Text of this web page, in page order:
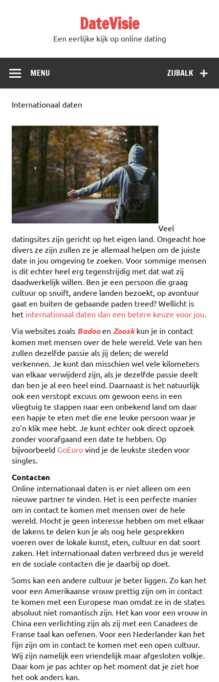
DateVisie
Een eerlijke kijk op online dating
ZIJBALK
MENU
Internationaal daten
Veel
datingsites zijn gericht op het eigen land. Ongeacht hoe
divers ze zijn zullen ze je allemaal helpen om de juiste
date in jou omgeving te zoeken. Voor sommige mensen
is dit echter heel erg tegenstrijdig met dat wat zij
daadwerkelijk willen. Ben je een persoon die graag
cultuur op snuift, andere landen bezoekt, op avontuur
gaat en buiten de gebaande paden treed? Wellicht is
het internationaal daten dan een betere keuze voor jou
Via websites zoals Badooen Zoosk kun je in contact
komen met mensen over de hele wereld. Vele van hen
zullen dezelfde passie als jij delen; de wereld
verkennen. Je kunt dan misschien wel vele kilometers
van elkaar verwijderd zijn, als je dezelfde passie deelt
dan ben je al een heel eind. Daarnaast is het natuurlijk
ook een verstopt excuus om gewoon eens in een
vliegtuig te stappen naar een onbekend land om daar
een hapje te eten met die ene leuke persoon waar je
zo’n klik mee hebt. Je kunt echter ook direct opzoek
zonder voorafgaand een date te hebben. Op
bijvoorbeeld GoEuro vind je de leukste steden voor
singles.
Contacten
Online internationaal daten is er niet alleen om een
nieuwe partner te vinden. Het is een perfecte manier
om in contact te komen met mensen over de hele
wereld. Mocht je geen interesse hebben om met elkaar
de lakens te delen kun je als nog hele gesprekken
voeren over de lokale kunst, eten, cultuur en dat soort
zaken. Het internationaal daten verbreed dus je wereld
en de sociale contacten die je daarbij op doet.
Soms kan een andere cultuur je beter liggen. Zo kan het
voor een Amerikaanse vrouw prettig zijn om in contact
te komen met een Europese man omdat ze in de states
absoluut niet romantisch zijn. Het kan voor een vrouw in
China een verlichting zijn als zij met een Canadees de
Franse taal kan oefenen. Voor een Nederlander kan het
fijn zijn om in contact te komen met een open cultuur.
Wij zijn namelijk een vriendelijk maar afgesloten volkje.
Daar kom je pas achter op het moment dat je ziet hoe
het ook anders kan.